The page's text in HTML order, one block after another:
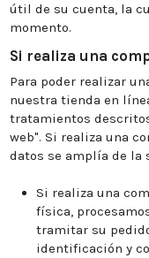
útil de su cuenta, la
momento.
Si realiza una
Para poder realizar
nuestra tienda en
tratamientos
web". Si realiza una
datos se amplía de la
Si realiza una
física,
tramitar su
identificación y